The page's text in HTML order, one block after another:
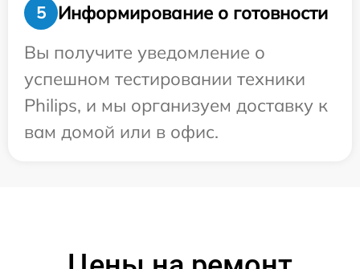
5
Информирование о готовности
Вы получите уведомление о
успешном тестировании техники
Philips, и мы организуем доставку к
вам домой или в офис.